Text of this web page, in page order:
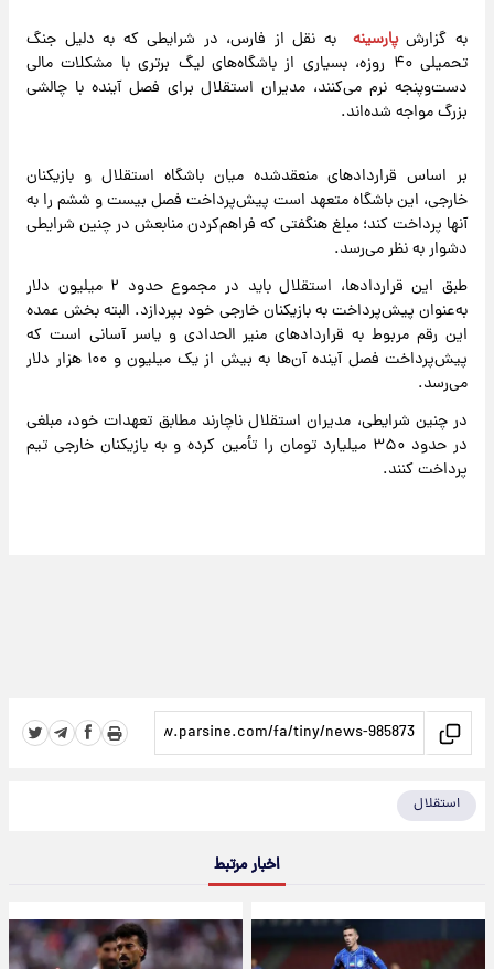
به گزارش پارسینه به نقل از فارس، در شرایطی که به‌ دلیل جنگ
تحمیلی ۴۰ روزه، بسیاری از باشگاه‌های لیگ برتری با مشکلات مالی
دست‌وپنجه نرم می‌کنند، مدیران استقلال برای فصل آینده با چالشی
بزرگ مواجه شده‌اند.
بر اساس قراردادهای منعقدشده میان باشگاه استقلال و بازیکنان
خارجی، این باشگاه متعهد است پیش‌پرداخت فصل بیست و ششم را به
آنها پرداخت کند؛ مبلغ هنگفتی که فراهم‌کردن منابعش در چنین شرایطی
دشوار به نظر می‌رسد.
طبق این قراردادها، استقلال باید در مجموع حدود ۲ میلیون دلار
به‌عنوان پیش‌پرداخت به بازیکنان خارجی خود بپردازد. البته بخش عمده
این رقم مربوط به قراردادهای منیر الحدادی و یاسر آسانی است که
پیش‌پرداخت فصل آینده آن‌ها به بیش از یک میلیون و ۱۰۰ هزار دلار
می‌رسد.
در چنین شرایطی، مدیران استقلال ناچارند مطابق تعهدات خود، مبلغی
در حدود ۳۵۰ میلیارد تومان را تأمین کرده و به بازیکنان خارجی تیم
پرداخت کنند.
استقلال
اخبار مرتبط